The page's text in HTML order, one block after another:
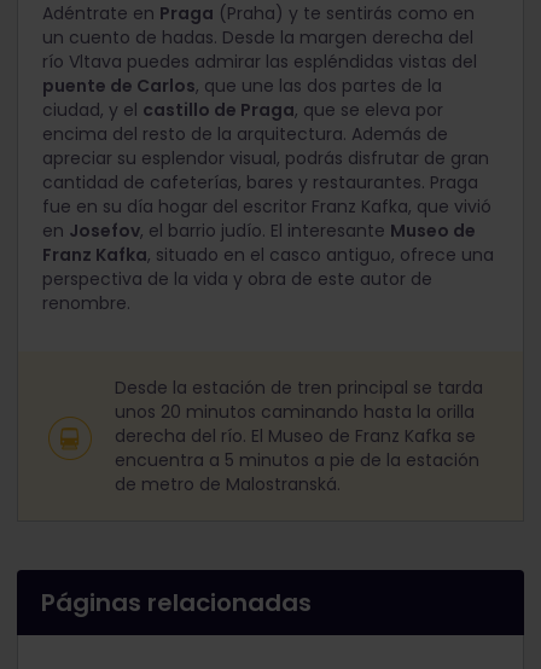
Adéntrate en Praga (Praha) y te sentirás como en
un cuento de hadas. Desde la margen derecha del
río Vltava puedes admirar las espléndidas vistas del
puente de Carlos, que une las dos partes de la
ciudad, y el castillo de Praga, que se eleva por
encima del resto de la arquitectura. Además de
apreciar su esplendor visual, podrás disfrutar de gran
cantidad de cafeterías, bares y restaurantes. Praga
fue en su día hogar del escritor Franz Kafka, que vivió
en Josefov, el barrio judío. El interesante Museo de
Franz Kafka, situado en el casco antiguo, ofrece una
perspectiva de la vida y obra de este autor de
renombre.
Desde la estación de tren principal se tarda
unos 20 minutos caminando hasta la orilla
derecha del río. El Museo de Franz Kafka se
encuentra a 5 minutos a pie de la estación
de metro de Malostranská.
Páginas relacionadas